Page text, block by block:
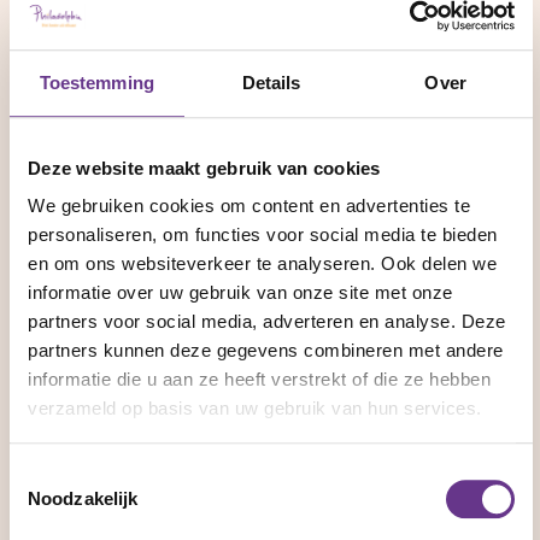
Toestemming Details Over
Deze website maakt gebruik van cookies
We gebruiken cookies om content en advertenties te
personaliseren, om functies voor social media te bieden
en om ons websiteverkeer te analyseren. Ook delen we
informatie over uw gebruik van onze site met onze
partners voor social media, adverteren en analyse. Deze
partners kunnen deze gegevens combineren met andere
informatie die u aan ze heeft verstrekt of die ze hebben
verzameld op basis van uw gebruik van hun services.
Noodzakelijk
Verpleegkundige
Vaktherapeut
Werkzaam in het onderwijs
Anders, graag hieronder invullen welke
Welke andere functie of relatie?(Optioneel)
Hoe lang werk je met Muziekwerktzo!
Ik zie het voor het eerst